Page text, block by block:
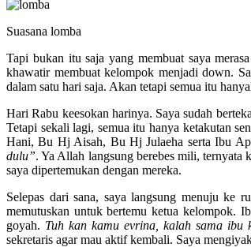
Suasana lomba
Tapi bukan itu saja yang membuat saya
khawatir membuat kelompok menjadi down.
dalam satu hari saja. Akan tetapi semua itu
Hari Rabu keesokan harinya. Saya sudah
Tetapi sekali lagi, semua itu hanya ketakutan
Hani, Bu Hj Aisah, Bu Hj Julaeha serta Ibu
dulu”. Ya Allah langsung berebes mili, ternyata
saya dipertemukan dengan mereka.
Selepas dari sana, saya langsung menuju ke
memutuskan untuk bertemu ketua kelompok.
goyah. Tuh kan kamu evrina, kalah sama ibu
sekretaris agar mau aktif kembali. Saya